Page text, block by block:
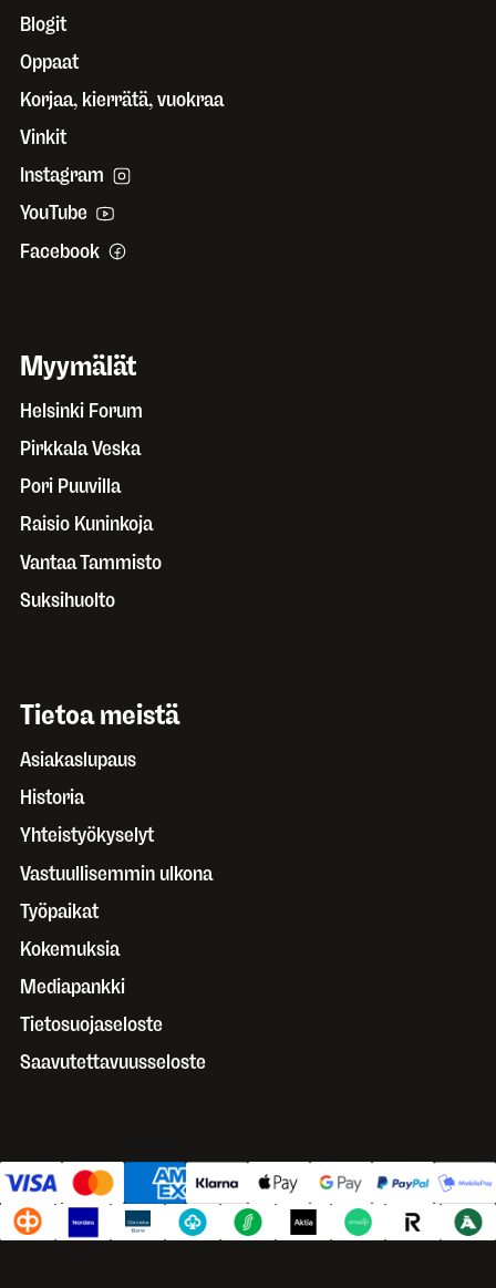
Blogit
Oppaat
Korjaa, kierrätä, vuokraa
Vinkit
Instagram
YouTube
Facebook
Myymälät
Helsinki Forum
Pirkkala Veska
Pori Puuvilla
Raisio Kuninkoja
Vantaa Tammisto
Suksihuolto
Tietoa meistä
Asiakaslupaus
Historia
Yhteistyökyselyt
Vastuullisemmin ulkona
Työpaikat
Kokemuksia
Mediapankki
Tietosuojaseloste
Saavutettavuusseloste